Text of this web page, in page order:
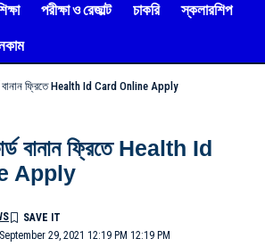
পরীক্ষা ও রেজাল্ট চাকরি
স্কলারশিপ
বানান ফ্রিতে Health Id Card Online Apply
বানান ফ্রিতে Health Id
Apply
29, 2021 12:19 PM 12:19 PM